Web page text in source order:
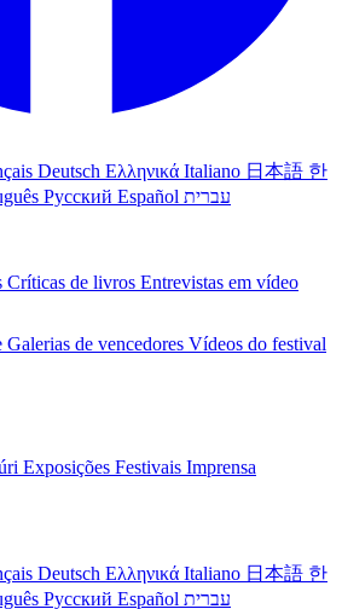
Deutsch Ελληνικά Italiano 日本語 한
Русский Español עברית
Críticas de livros Entrevistas em vídeo
Galerias de vencedores Vídeos do festival
Exposições Festivais Imprensa
Deutsch Ελληνικά Italiano 日本語 한
Русский Español עברית